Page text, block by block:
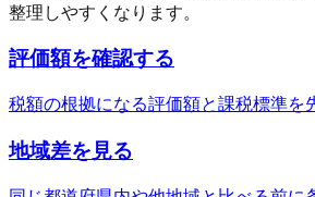
整理しやすくなります。
評価額を確認する
税額の根拠になる評価額と課税標準を
地域差を見る